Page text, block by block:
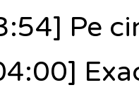
Pe